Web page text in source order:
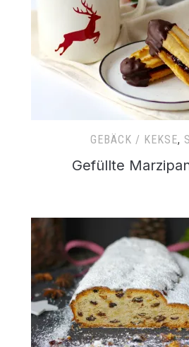
GEBÄCK / KEKSE,
Gefüllte